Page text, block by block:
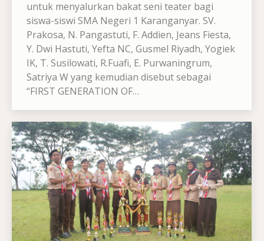
untuk menyalurkan bakat seni teater bagi
siswa-siswi SMA Negeri 1 Karanganyar. SV.
Prakosa, N. Pangastuti, F. Addien, Jeans Fiesta,
Y. Dwi Hastuti, Yefta NC, Gusmel Riyadh, Yogiek
IK, T. Susilowati, R.Fuafi, E. Purwaningrum,
Satriya W yang kemudian disebut sebagai
“FIRST GENERATION OF…